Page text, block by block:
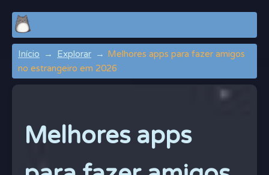
Início Explorar
Melhores apps para fazer amigos
no estrangeiro em 2026
Melhores apps